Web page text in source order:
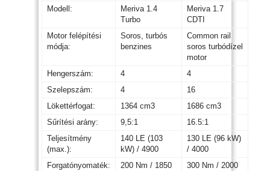
Modell:
Meriva 1.4
Turbo
Meriva 1.7
CDTI
Motor felépítési
módja:
Soros, turbós
benzines
Common rail
soros turbódízel
motor
Hengerszám:
4
4
Szelepszám:
4
16
Lökettérfogat:
1364 cm3
1686 cm3
Sűrítési arány:
9,5:1
16.5:1
Teljesítmény
(max.):
140 LE (103
kW) / 4900
130 LE (96 kW)
/ 4000
Forgatónyomaték:
200 Nm / 1850
300 Nm / 2000